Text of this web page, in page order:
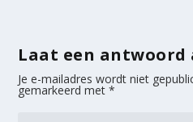
Laat een antwoord
Je e-mailadres wordt niet
gemarkeerd met*